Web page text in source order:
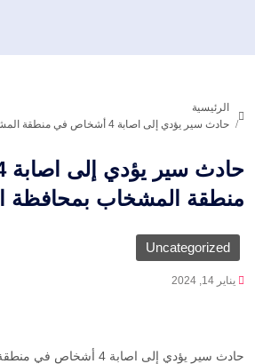
الرئيسية
حادث سير يؤدي إلى اصابة 4 أشخاص في منطقة المشخاب بمحافظة النجف
منطقة المشخاب بمحافظة
Uncategorized
يناير 14, 2024
حادث سير يؤدي إلى اصابة 4